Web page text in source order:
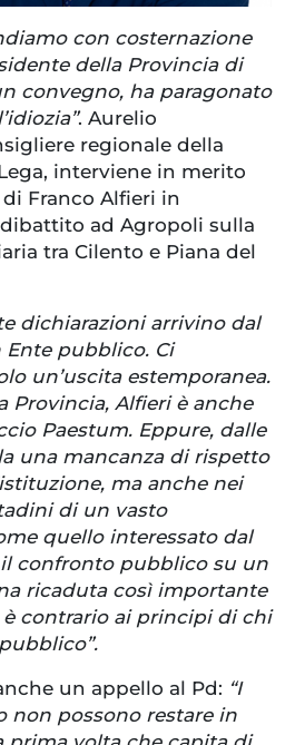
con costernazione
della Provincia di
convegno, ha paragonato
. Aurelio
regionale della
interviene in merito
Franco Alfieri in
ad Agropoli sulla
tra Cilento e Piana del
dichiarazioni arrivino dal
pubblico. Ci
un’uscita estemporanea.
Provincia, Alfieri è anche
Paestum. Eppure, dalle
una mancanza di rispetto
ma anche nei
di un vasto
quello interessato dal
confronto pubblico su un
ricaduta così importante
contrario ai principi di chi
un appello al Pd: “I
non possono restare in